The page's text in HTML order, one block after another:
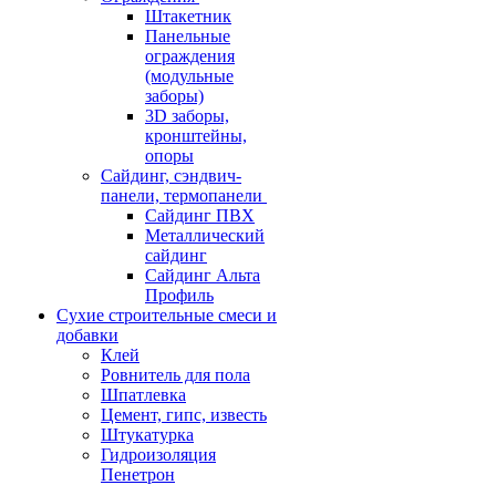
Штакетник
Панельные
ограждения
(модульные
заборы)
3D заборы,
кронштейны,
опоры
Cайдинг, сэндвич-
панели, термопанели
Сайдинг ПВХ
Металлический
сайдинг
Сайдинг Альта
Профиль
Сухие строительные смеси и
добавки
Клей
Ровнитель для пола
Шпатлевка
Цемент, гипс, известь
Штукатурка
Гидроизоляция
Пенетрон